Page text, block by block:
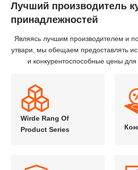
Лучший производитель
принадлежностей
Являясь лучшим производителем и
утвари, мы обещаем предоставлять
и конкурентоспособные цены
Wirde Rang Of
Product Series